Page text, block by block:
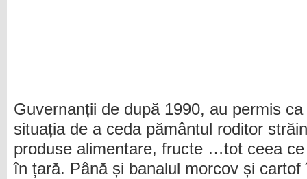
Guvernanții de după 1990, au permis
situația de a ceda pământul roditor
produse alimentare, fructe …tot ceea
în țară. Până și banalul morcov și